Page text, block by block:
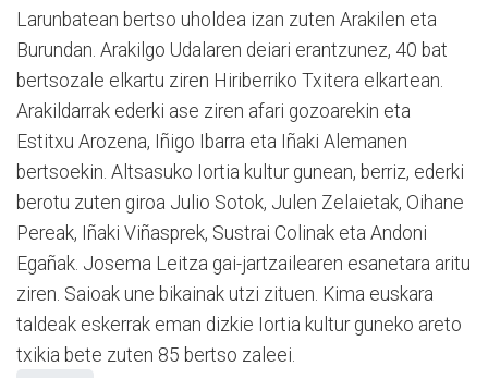
Larunbatean bertso uholdea izan zuten Arakilen eta
Burundan. Arakilgo Udalaren deiari erantzunez, 40 bat
bertsozale elkartu ziren Hiriberriko Txitera elkartean.
Arakildarrak ederki ase ziren afari gozoarekin eta
Estitxu Arozena, Iñigo Ibarra eta Iñaki Alemanen
bertsoekin. Altsasuko Iortia kultur gunean, berriz, ederki
berotu zuten giroa Julio Sotok, Julen Zelaietak, Oihane
Pereak, Iñaki Viñasprek, Sustrai Colinak eta Andoni
Egañak. Josema Leitza gai-jartzailearen esanetara aritu
ziren. Saioak une bikainak utzi zituen. Kima euskara
taldeak eskerrak eman dizkie Iortia kultur guneko areto
txikia bete zuten 85 bertso zaleei.